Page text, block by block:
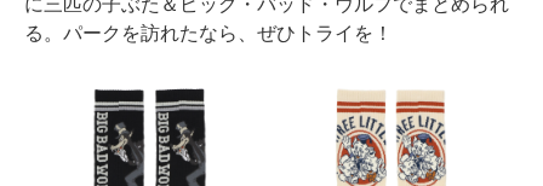
る。パークを訪れたなら、ぜひトライを！